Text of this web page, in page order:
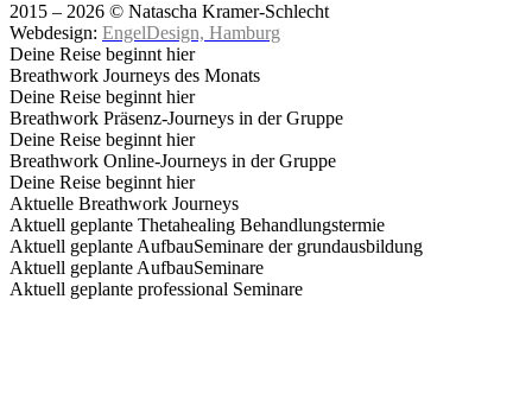
2015 – 2026 © Natascha Kramer-Schlecht
Webdesign: EngelDesign, Hamburg
Deine Reise beginnt hier
Breathwork Journeys des Monats
Deine Reise beginnt hier
Breathwork Präsenz-Journeys in der Gruppe
Deine Reise beginnt hier
Breathwork Online-Journeys in der Gruppe
Deine Reise beginnt hier
Aktuelle Breathwork Journeys
Aktuell geplante Thetahealing Behandlungstermie
Aktuell geplante AufbauSeminare der grundausbildung
Aktuell geplante AufbauSeminare
Aktuell geplante professional Seminare